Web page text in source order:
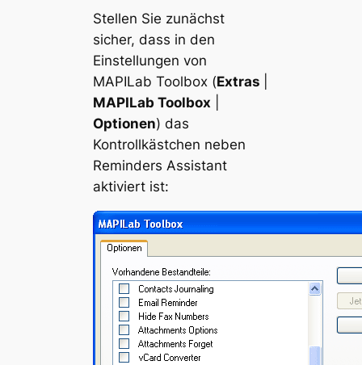
Stellen Sie zunächst
sicher, dass in den
Einstellungen von
MAPILab Toolbox (Extras
MAPILab Toolbox
Optionen) das
Kontrollkästchen neben
Reminders Assistant
aktiviert ist: